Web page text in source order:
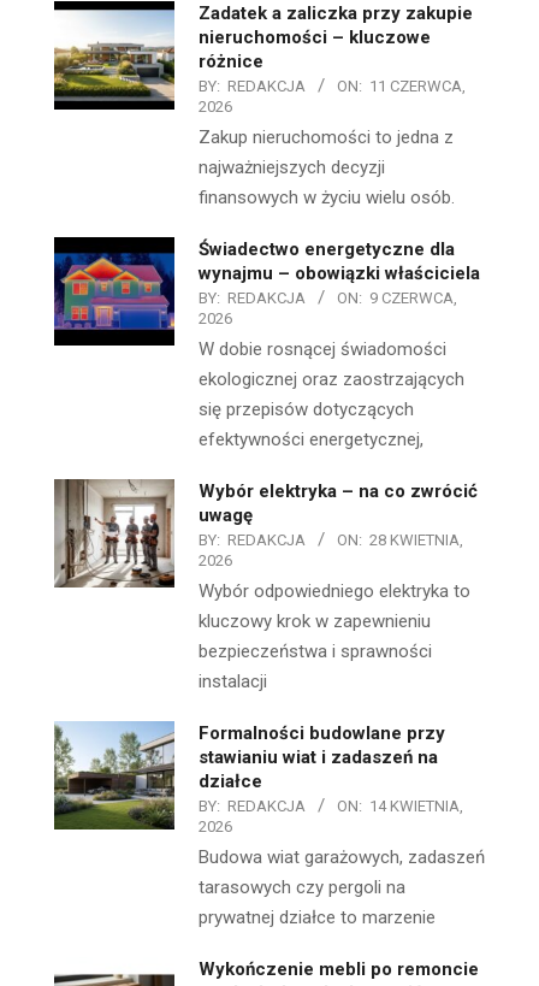
Zadatek a zaliczka przy zakupie
nieruchomości – kluczowe
różnice
BY: REDAKCJA ON: 11 CZERWCA,
2026
Zakup nieruchomości to jedna z
najważniejszych decyzji
finansowych w życiu wielu osób.
Świadectwo energetyczne dla
wynajmu – obowiązki właściciela
BY: REDAKCJA ON: 9 CZERWCA,
2026
W dobie rosnącej świadomości
ekologicznej oraz zaostrzających
się przepisów dotyczących
efektywności energetycznej,
Wybór elektryka – na co zwrócić
uwagę
BY: REDAKCJA ON: 28 KWIETNIA,
2026
Wybór odpowiedniego elektryka to
kluczowy krok w zapewnieniu
bezpieczeństwa i sprawności
instalacji
Formalności budowlane przy
stawianiu wiat i zadaszeń na
działce
BY: REDAKCJA ON: 14 KWIETNIA,
2026
Budowa wiat garażowych, zadaszeń
tarasowych czy pergoli na
prywatnej działce to marzenie
Wykończenie mebli po remoncie